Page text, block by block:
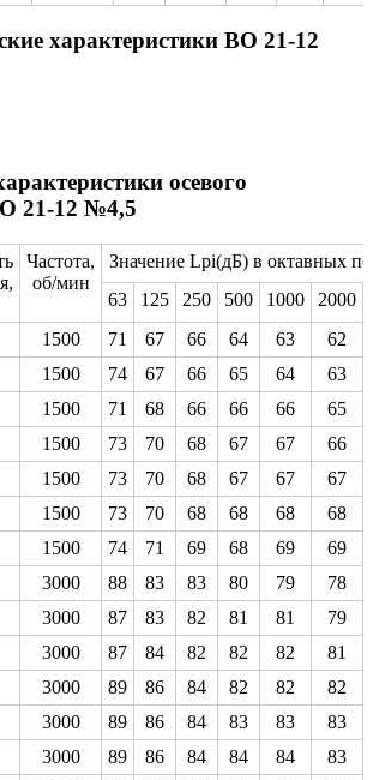
характеристики ВО 21-12
осевого
21-12 №4,5
Частота,
об/мин
Значение Lpi(дБ) в октавных
63
125 250 500 1000 2000
1500 71 67 66 64 63
62
1500 74 67 66 65 64
63
1500 71 68 66 66 66
65
1500 73 70 68 67 67
66
1500 73 70 68 67 67
67
1500 73 70 68 68 68
68
1500 74 71 69 68 69
69
3000 88 83 83 80 79
78
3000 87 83 82 81 81
79
3000 87 84 82 82 82
81
3000 89 86 84 82 82
82
3000 89 86 84 83 83
83
3000 89 86 84 84 84
83